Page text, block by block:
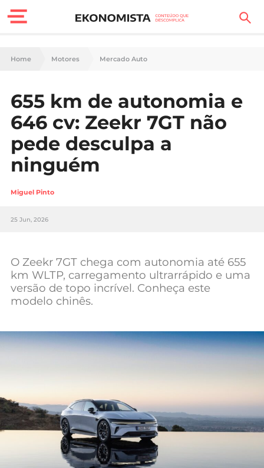
Finanças Pessoais
Carreira
Casa
Lifestyle
Sociedade
Tecnologia
Negócios
Mundial 2026
Home Motores Mercado Auto
655 km de autonomia e
646 cv: Zeekr 7GT não
pede desculpa a
ninguém
Miguel Pinto
25 Jun, 2026
O Zeekr 7GT chega com autonomia até 655
km WLTP, carregamento ultrarrápido e uma
versão de topo incrível. Conheça este
modelo chinês.